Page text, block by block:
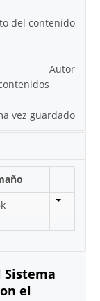
del contenido
Autor
vez guardado
Sistema
el